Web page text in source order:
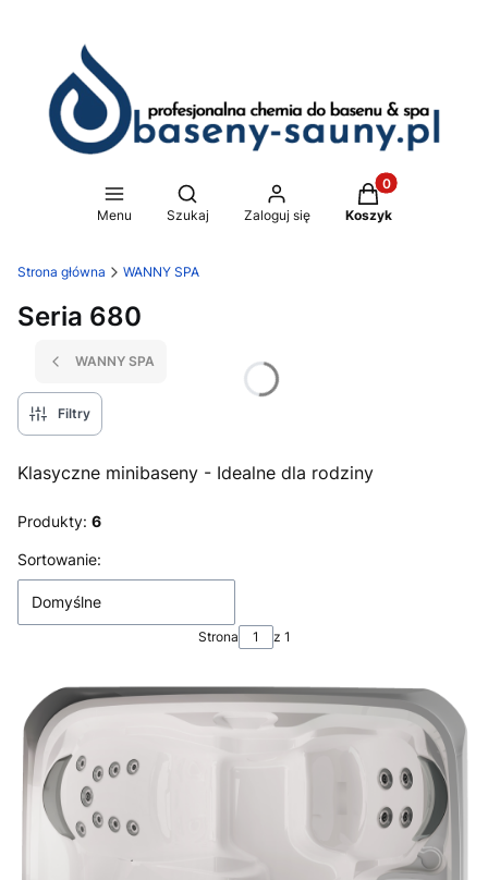
Menu
Otwórz wyszukiwarkę
Szukaj Zaloguj się
Produkty w
Koszyk
Strona główna WANNY SPA
Seria 680
WANNY SPA
Filtry
Klasyczne minibaseny - Idealne dla rodziny
Produkty: 6
Lista produktów
Sortowanie:
Domyślne
Strona z 1